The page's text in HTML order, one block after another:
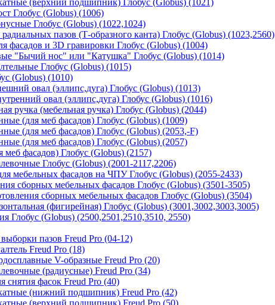
(верхний подшипник) Глобус (Globus) (1021)
Глобус (Globus) (1006)
Глобус (Globus) (1022,1024)
пазов (Т-образного канта) Глобус (Globus) (1023,2560)
фасадов и 3D гравировки Глобус (Globus) (1004)
"Бычий нос" или "Катушка" Глобус (Globus) (1014)
Глобус (Globus) (1015)
(Globus) (1010)
овал (эллипс,дуга) Глобус (Globus) (1013)
овал (эллипс,дуга) Глобус (Globus) (1016)
ручка (мебельная ручка) Глобус (Globus) (2044)
(для меб фасадов) Глобус (Globus) (1009)
(для меб фасадов) Глобус (Globus) (2053,-F)
(для меб фасадов) Глобус (Globus) (2057)
фасадов) Глобус (Globus) (2157)
Глобус (Globus) (2001-2117,2206)
мебельных фасадов на ЧПУ Глобус (Globus) (2055-2433)
сборных мебельных фасадов Глобус (Globus) (3501-3505)
сборных мебельных фасадов Глобус (Globus) (3504)
(фигирейная) Глобус (Globus) (3001,3002,3003,3005)
Глобус (Globus) (2500,2501,2510,3510, 2550)
пазов Freud Pro (04-12)
Freud Pro (18)
V-образные Freud Pro (20)
(радиусные) Freud Pro (34)
снятия фасок Freud Pro (40)
(нижний подшипник) Freud Pro (42)
(верхний подшипник) Freud Pro (50)